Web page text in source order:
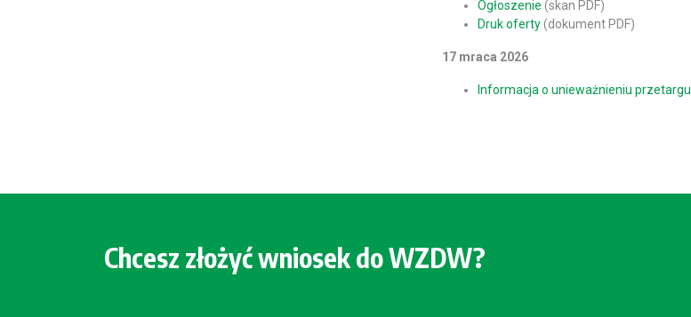
Ogłoszenie (skan PDF)
Druk oferty(dokument PDF)
17 mraca 2026
Informacja o unieważnieniu przetargu
Chcesz złożyć wniosek do WZDW?